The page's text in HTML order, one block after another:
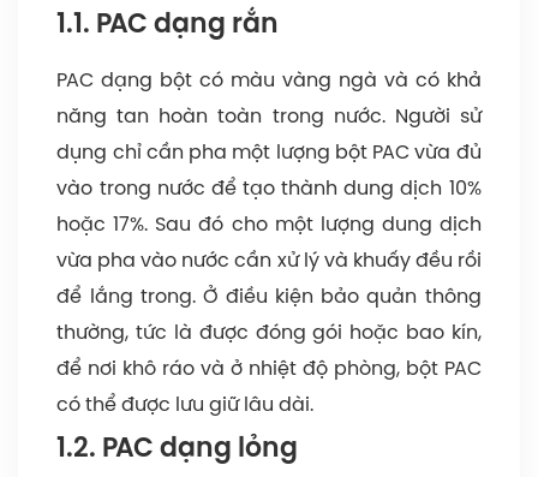
1.1. PAC dạng rắn
PAC dạng bột có màu vàng ngà và có khả
năng tan hoàn toàn trong nước. Người sử
dụng chỉ cần pha một lượng bột PAC vừa đủ
vào trong nước để tạo thành dung dịch 10%
hoặc 17%. Sau đó cho một lượng dung dịch
vừa pha vào nước cần xử lý và khuấy đều rồi
để lắng trong. Ở điều kiện bảo quản thông
thường, tức là được đóng gói hoặc bao kín,
để nơi khô ráo và ở nhiệt độ phòng, bột PAC
có thể được lưu giữ lâu dài.
1.2. PAC dạng lỏng